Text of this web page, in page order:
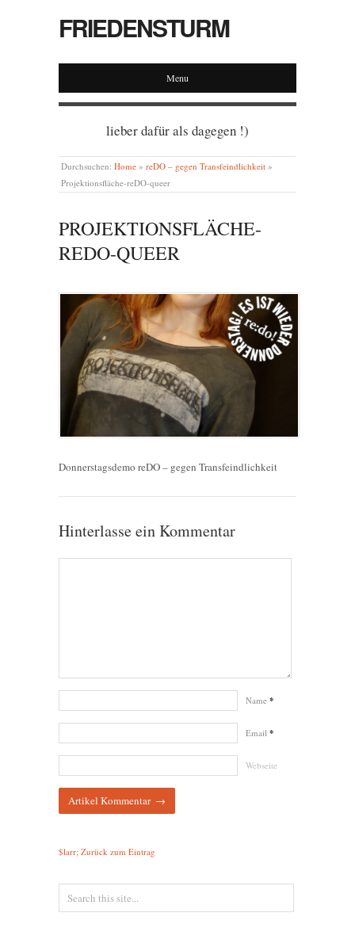
FRIEDENSTURM
Menu
lieber dafür als dagegen !)
Durchsuchen: Home » reDO – gegen Transfeindlichkeit »
Projektionsfläche-reDO-queer
PROJEKTIONSFLÄCHE-
REDO-QUEER
Donnerstagsdemo reDO – gegen Transfeindlichkeit
Hinterlasse ein Kommentar
Name *
Email *
Webseite
$larr; Zurück zum Eintrag